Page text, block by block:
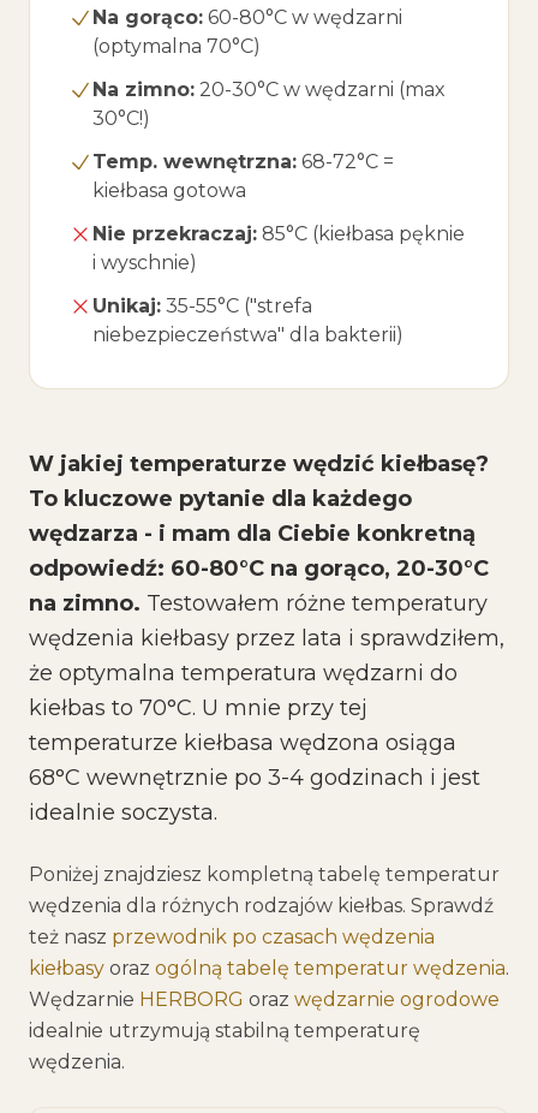
Na gorąco: 60-80°C w wędzarni
(optymalna 70°C)
Na zimno: 20-30°C w wędzarni (max
30°C!)
Temp. wewnętrzna: 68-72°C =
kiełbasa gotowa
Nie przekraczaj: 85°C (kiełbasa pęknie
i wyschnie)
Unikaj: 35-55°C ("strefa
niebezpieczeństwa" dla bakterii)
W jakiej temperaturze wędzić kiełbasę?
To kluczowe pytanie dla każdego
wędzarza - i mam dla Ciebie konkretną
odpowiedź: 60-80°C na gorąco, 20-30°C
na zimno. Testowałem różne temperatury
wędzenia kiełbasy przez lata i sprawdziłem,
że optymalna temperatura wędzarni do
kiełbas to 70°C. U mnie przy tej
temperaturze kiełbasa wędzona osiąga
68°C wewnętrznie po 3-4 godzinach i jest
idealnie soczysta.
Poniżej znajdziesz kompletną tabelę temperatur
wędzenia dla różnych rodzajów kiełbas. Sprawdź
też nasz przewodnik po czasach wędzenia
kiełbasy oraz ogólną tabelę temperatur wędzenia.
Wędzarnie HERBORG oraz wędzarnie ogrodowe
idealnie utrzymują stabilną temperaturę
wędzenia.